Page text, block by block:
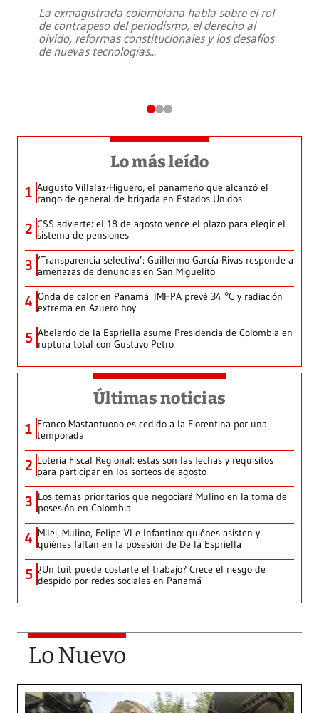
La exmagistrada colombiana habla sobre el rol
de contrapeso del periodismo, el derecho al
olvido, reformas constitucionales y los desafíos
de nuevas tecnologías...
Lo más leído
1 Augusto Villalaz-Higuero, el panameño que alcanzó el
rango de general de brigada en Estados Unidos
2 CSS advierte: el 18 de agosto vence el plazo para elegir el
sistema de pensiones
3 ‘Transparencia selectiva’: Guillermo García Rivas responde a
amenazas de denuncias en San Miguelito
4 Onda de calor en Panamá: IMHPA prevé 34 °C y radiación
extrema en Azuero hoy
5 Abelardo de la Espriella asume Presidencia de Colombia en
ruptura total con Gustavo Petro
Últimas noticias
1 Franco Mastantuono es cedido a la Fiorentina por una
temporada
2 Lotería Fiscal Regional: estas son las fechas y requisitos
para participar en los sorteos de agosto
3 Los temas prioritarios que negociará Mulino en la toma de
posesión en Colombia
4 Milei, Mulino, Felipe VI e Infantino: quiénes asisten y
quiénes faltan en la posesión de De la Espriella
5 ¿Un tuit puede costarte el trabajo? Crece el riesgo de
despido por redes sociales en Panamá
Lo Nuevo